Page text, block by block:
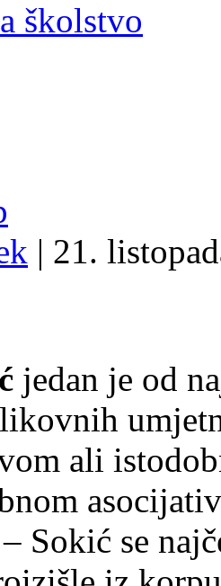
školstvo
| 21.
jedan je od
ali
Sokić se